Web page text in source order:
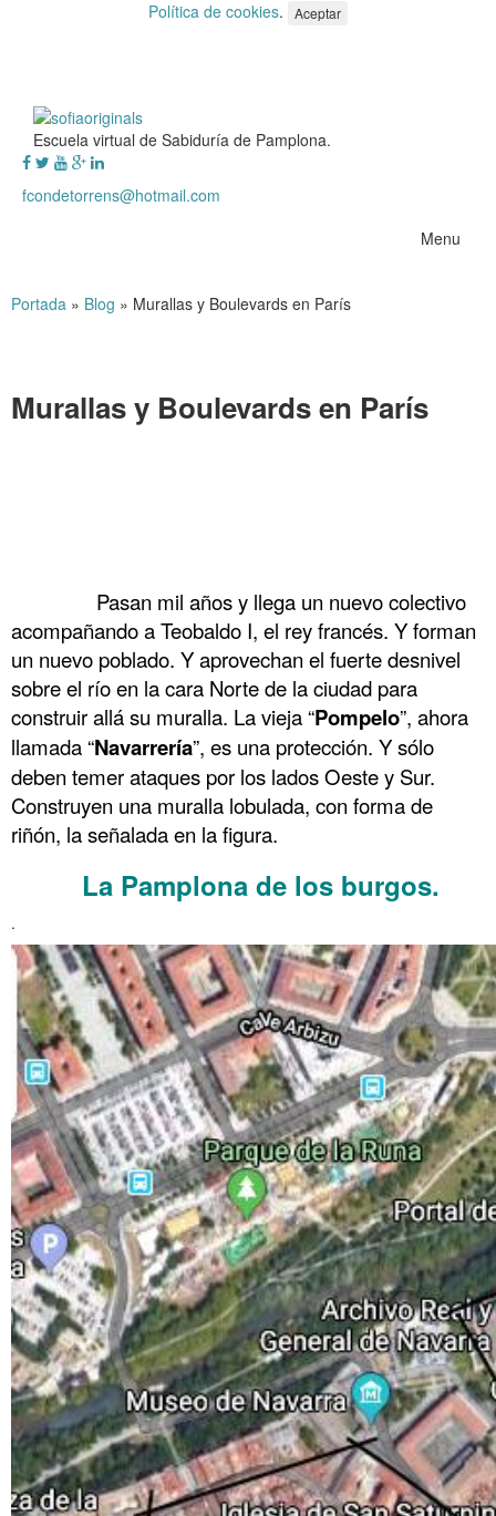
Política de cookies. Aceptar
Escuela virtual de Sabiduría de Pamplona.
fcondetorrens@hotmail.com
Menu
Portada » Blog » Murallas y Boulevards en París
Murallas y Boulevards en París
Pasan mil años y llega un nuevo colectivo
acompañando a Teobaldo I, el rey francés. Y forman
un nuevo poblado. Y aprovechan el fuerte desnivel
sobre el río en la cara Norte de la ciudad para
construir allá su muralla. La vieja “Pompelo”, ahora
llamada “Navarrería”, es una protección. Y sólo
deben temer ataques por los lados Oeste y Sur.
Construyen una muralla lobulada, con forma de
riñón, la señalada en la figura.
La Pamplona de los burgos.
.